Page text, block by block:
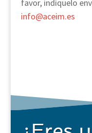
favor, indíquelo
info@aceim.es